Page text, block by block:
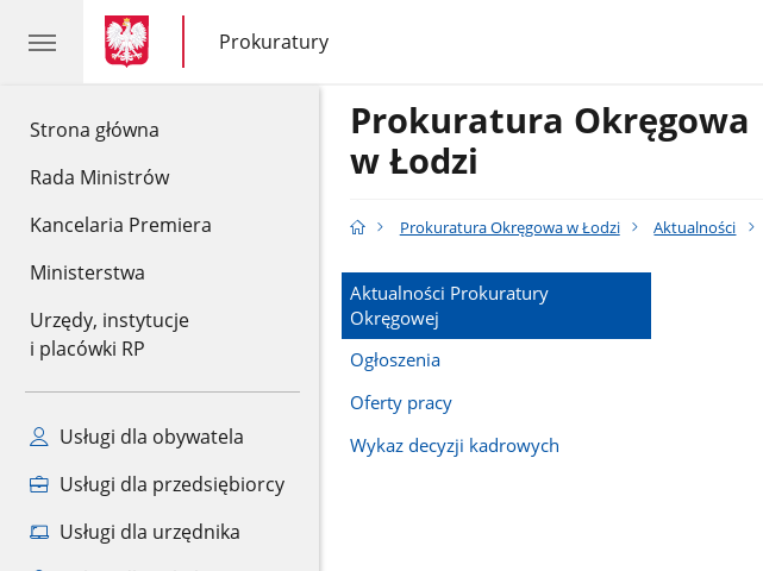
Strona główna
Rada Ministrów
Kancelaria Premiera
Ministerstwa
Urzędy, instytucje
i placówki RP
Usługi dla obywatela
Usługi dla przedsiębiorcy
Usługi dla urzędnika
gov.pl
gov.pl
Prokuratury
gov.pl
Prokuratury
Prokuratura Okręgowa
w Łodzi
Prokuratura Okręgowa w Łodzi Aktualności
Aktualności Prokuratury
Okręgowej
Ogłoszenia
Oferty pracy
Wykaz decyzji kadrowych